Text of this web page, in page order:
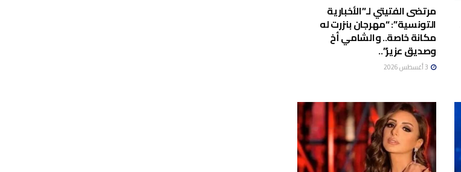
مرتضى الفتيتي لـ”الأخبارية
التونسية”: “مهرجان بنزرت له
مكانة خاصة.. والشامي أخ
وصديق عزيز”..